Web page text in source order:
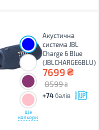
Ще
кольори
Акустична
система JBL
Charge 6 Blue
(JBLCHARGE6BLU)
7699₴
8599 ₴
+74 балів